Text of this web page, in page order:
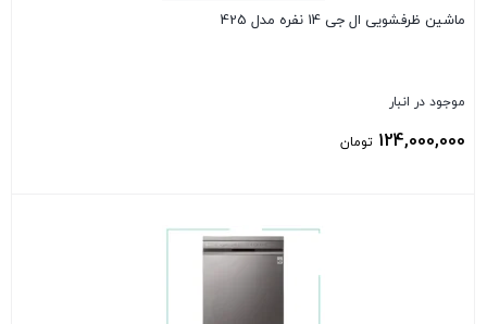
ماشین ظرفشویی ال جی 14 نفره مدل 425
موجود در انبار
124,000,000 تومان